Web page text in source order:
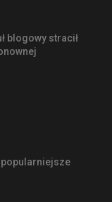
blogowy stracił